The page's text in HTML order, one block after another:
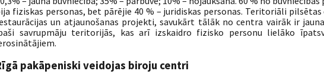
fiziskas personas, bet pārējie 40 % – juridiskas personas. Teritoriāli
un atjaunošanas projekti, savukārt tālāk no centra vairāk ir
savrupmāju teritorijās, kas arī izskaidro fizisko personu lielāko
pakāpeniski veidojas biroju centri